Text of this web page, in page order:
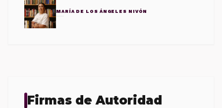
MARÍA DE LOS ÁNGELES NIVÓN
Firmas de Autoridad